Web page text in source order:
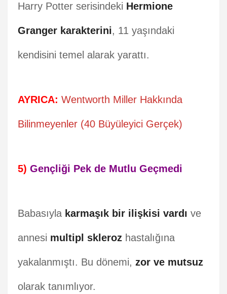
Harry Potter serisindeki Hermione
Granger karakterini, 11 yaşındaki
kendisini temel alarak yarattı.
AYRICA: Wentworth Miller Hakkında
Bilinmeyenler (40 Büyüleyici Gerçek)
5) Gençliği Pek de Mutlu Geçmedi
Babasıyla karmaşık bir ilişkisi vardı ve
annesi multipl skleroz hastalığına
yakalanmıştı. Bu dönemi, zor ve mutsuz
olarak tanımlıyor.